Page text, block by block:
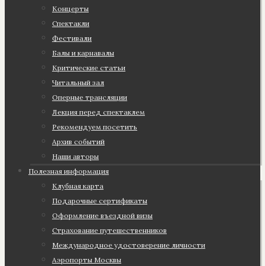
Концерты
Спектакли
Фестивали
Балы и карнавалы
Критические статьи
Читальный зал
Оперные трансляции
Лекция перед спектаклем
Рекомендуем посетить
Архив событий
Наши авторы
Полезная информация
Клубная карта
Подарочные сертификаты
Оформление въездной визы
Страхование путешественников
Международное удостоверение личности
Аэропорты Москвы